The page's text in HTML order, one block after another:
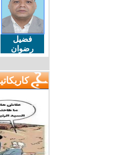
فضيل
رضوان
كاريكاتير